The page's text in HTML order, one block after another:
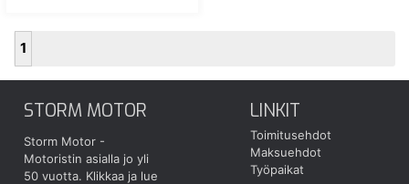
1
STORM MOTOR
Storm Motor -
Motoristin asialla jo yli
50 vuotta. Klikkaa ja lue
LINKIT
Toimitusehdot
Maksuehdot
Työpaikat